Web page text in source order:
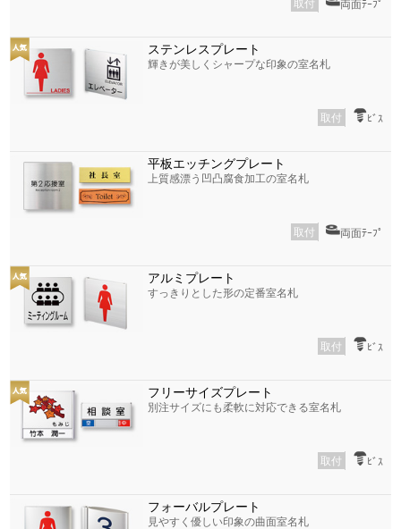
取付 両面ﾃｰﾌﾟ
ステンレスプレート
輝きが美しくシャープな印象の室名札
取付 ﾋﾞｽ
平板エッチングプレート
上質感漂う凹凸腐食加工の室名札
取付 両面ﾃｰﾌﾟ
アルミプレート
すっきりとした形の定番室名札
取付 ﾋﾞｽ
フリーサイズプレート
別注サイズにも柔軟に対応できる室名札
取付 ﾋﾞｽ
フォーバルプレート
見やすく優しい印象の曲面室名札